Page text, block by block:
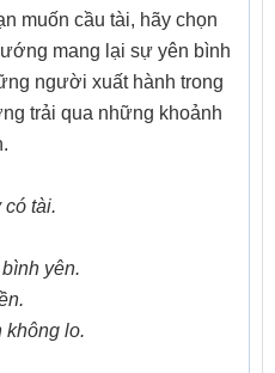
muốn cầu tài, hãy chọn
mang lại sự yên bình
người xuất hành trong
trải qua những khoảnh
tài.
yên.
không lo.